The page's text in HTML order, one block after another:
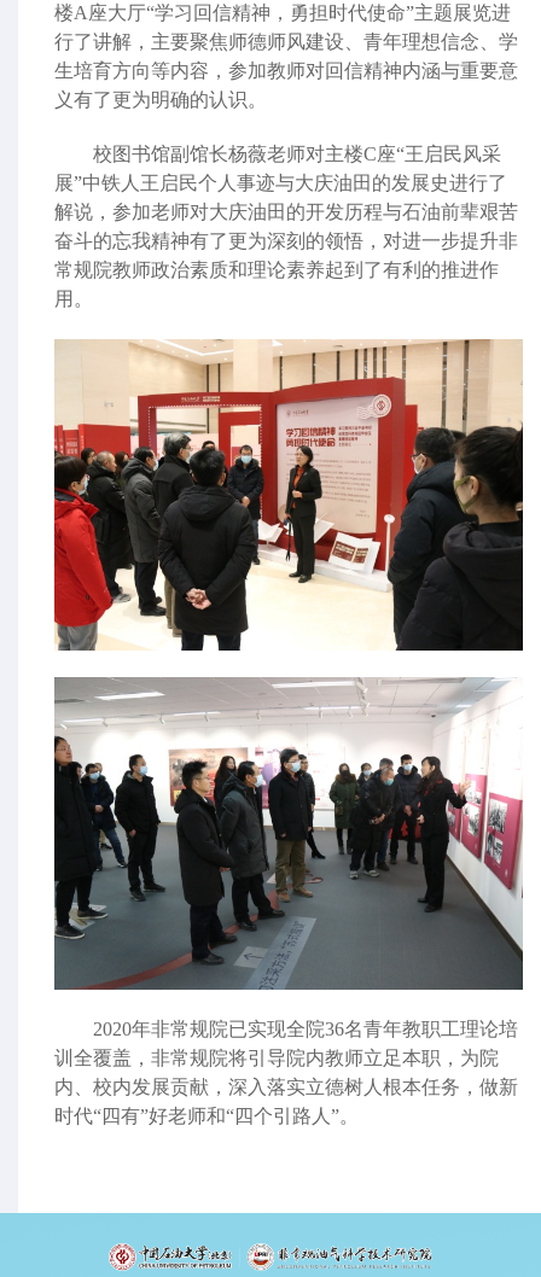
楼A 座大厅“学习回信精神，勇担时代使命”主题展览进
行了讲解，主要聚焦师德师风建设、青年理想信念、学
生培育方向等内容，参加教师对回信精神内涵与重要意
义有了更为明确的认识。
校图书馆副馆长杨薇老师对主楼C座“王启民风采
展”中铁人王启民个人事迹与大庆油田的发展史进行了
解说，参加老师对大庆油田的开发历程与石油前辈艰苦
奋斗的忘我精神有了更为深刻的领悟，对进一步提升非
常规院教师政治素质和理论素养起到了有利的推进作
用。
2020年非常规院已实现全院36名青年教职工理论培
训全覆盖，非常规院将引导院内教师立足本职，为院
内、校内发展贡献，深入落实立德树人根本任务，做新
时代“四有”好老师和“四个引路人”。